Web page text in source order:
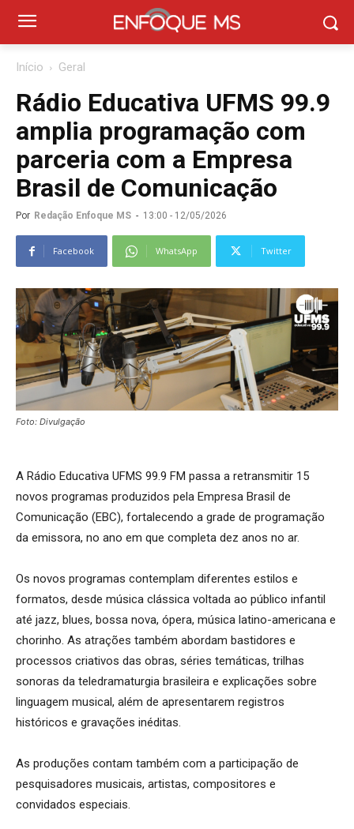
Início Geral
Rádio Educativa UFMS 99.9
amplia programação com
parceria com a Empresa
Brasil de Comunicação
Por Redação Enfoque MS - 13:00 - 12/05/2026
Facebook WhatsApp Twitter
Foto: Divulgação
A Rádio Educativa UFMS 99.9 FM passa a retransmitir 15
novos programas produzidos pela Empresa Brasil de
Comunicação (EBC), fortalecendo a grade de programação
da emissora, no ano em que completa dez anos no ar.
Os novos programas contemplam diferentes estilos e
formatos, desde música clássica voltada ao público infantil
até jazz, blues, bossa nova, ópera, música latino-americana e
chorinho. As atrações também abordam bastidores e
processos criativos das obras, séries temáticas, trilhas
sonoras da teledramaturgia brasileira e explicações sobre
linguagem musical, além de apresentarem registros
históricos e gravações inéditas.
As produções contam também com a participação de
pesquisadores musicais, artistas, compositores e
convidados especiais.